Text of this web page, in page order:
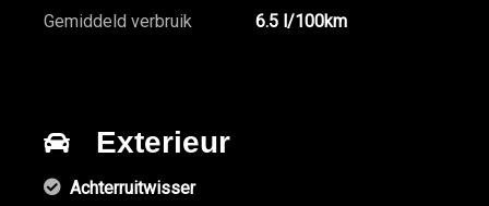
Gemiddeld verbruik
6.5 l/100km
Exterieur
Achterruitwisser